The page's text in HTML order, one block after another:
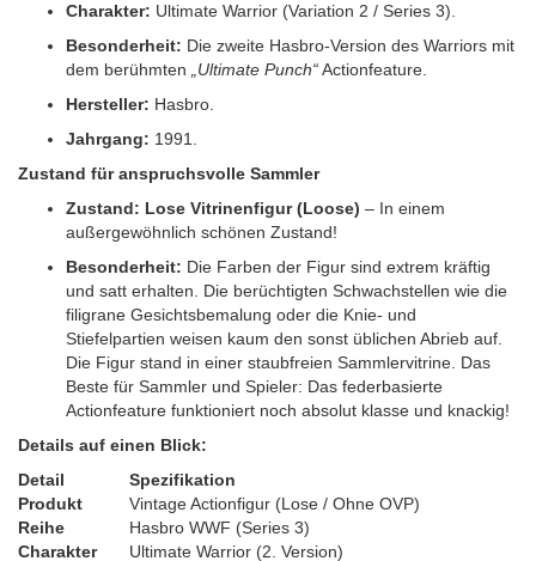
Charakter: Ultimate Warrior (Variation 2 / Series 3).
Besonderheit: Die zweite Hasbro-Version des Warriors mit
dem berühmten
„Ultimate Punch“Actionfeature.
Hersteller: Hasbro.
Jahrgang: 1991.
Zustand für anspruchsvolle Sammler
Zustand: Lose Vitrinenfigur (Loose) – In einem
außergewöhnlich schönen Zustand!
Besonderheit: Die Farben der Figur sind extrem kräftig
und satt erhalten. Die berüchtigten Schwachstellen wie die
filigrane Gesichtsbemalung oder die Knie- und
Stiefelpartien weisen kaum den sonst üblichen Abrieb auf.
Die Figur stand in einer staubfreien Sammlervitrine. Das
Beste für Sammler und Spieler: Das federbasierte
Actionfeature funktioniert noch absolut klasse und knackig!
Details auf einen Blick:
Detail
Spezifikation
Produkt
Vintage Actionfigur (Lose / Ohne OVP)
Reihe
Hasbro WWF (Series 3)
Charakter
Ultimate Warrior (2. Version)